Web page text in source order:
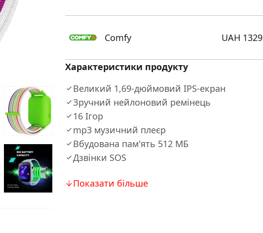
Характеристики продукту
Великий 1,69-дюймовий IPS-екран
Зручний нейлоновий ремінець
16 Ігор
mp3 музичний плеєр
Вбудована пам'ять 512 МБ
Дзвінки SOS
Показати більше
Comfy UAH 1329